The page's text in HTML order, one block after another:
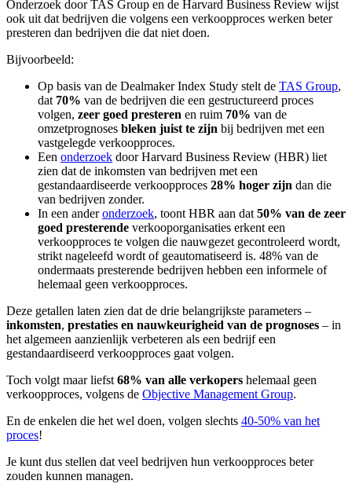
Onderzoek door TAS Group en de Harvard Business Review wijst
ook uit dat bedrijven die volgens een verkoopproces werken beter
presteren dan bedrijven die dat niet doen.
Bijvoorbeeld:
Op basis van de Dealmaker Index Study stelt de TAS Group,
dat 70% van de bedrijven die een gestructureerd proces
volgen, zeer goed presteren en ruim 70% van de
omzetprognoses bleken juist te zijn bij bedrijven met een
vastgelegde verkoopproces.
Een onderzoek door Harvard Business Review (HBR) liet
zien dat de inkomsten van bedrijven met een
gestandaardiseerde verkoopproces 28% hoger zijn dan die
van bedrijven zonder.
In een anderonderzoek, toont HBR aan dat 50% van de zeer
goed presterende verkooporganisaties erkent een
verkoopproces te volgen die nauwgezet gecontroleerd wordt,
strikt nageleefd wordt of geautomatiseerd is. 48% van de
ondermaats presterende bedrijven hebben een informele of
helemaal geen verkoopproces.
Deze getallen laten zien dat de drie belangrijkste parameters –
inkomsten, prestaties en nauwkeurigheid van de prognoses – in
het algemeen aanzienlijk verbeteren als een bedrijf een
gestandaardiseerd verkoopproces gaat volgen.
Toch volgt maar liefst 68% van alle verkopers helemaal geen
verkoopproces, volgens de Objective Management Group.
En de enkelen die het wel doen, volgen slechts 40-50% van het
proces!
Je kunt dus stellen dat veel bedrijven hun verkoopproces beter
zouden kunnen managen.